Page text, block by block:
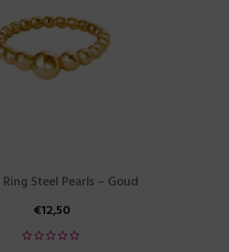
Steel Pearls – Goud
€12,50